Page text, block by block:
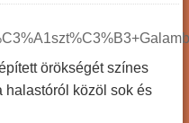
örökségét színes
halastóról közöl sok és